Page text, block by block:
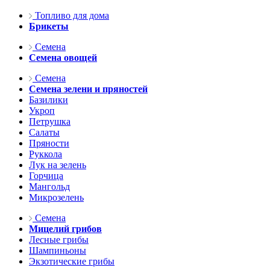
Топливо для дома
Брикеты
Семена
Семена овощей
Семена
Семена зелени и пряностей
Базилики
Укроп
Петрушка
Салаты
Пряности
Руккола
Лук на зелень
Горчица
Мангольд
Микрозелень
Семена
Мицелий грибов
Лесные грибы
Шампиньоны
Экзотические грибы